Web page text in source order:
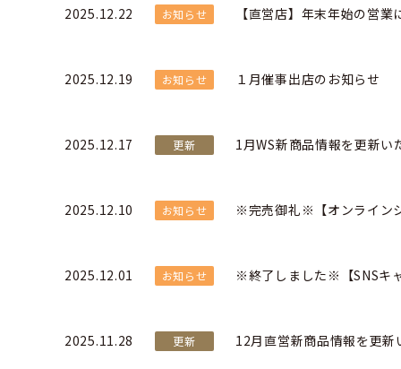
2025.12.22 お知らせ 【直営店】年末年始の営
2025.12.19 お知らせ １月催事出店のお知らせ
2025.12.17 更新 1月WS新商品情報を更新い
2025.12.10 お知らせ ※完売御礼※【オンライン
2025.12.01 お知らせ ※終了しました※【SNSキ
2025.11.28 更新 12月直営新商品情報を更新